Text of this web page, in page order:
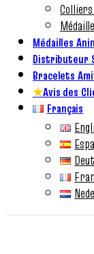
Médailles
Distributeur
Bracelets
★Avis des
Français